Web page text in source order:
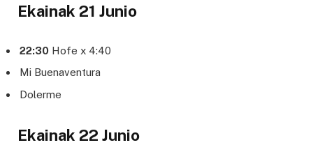
Ekainak 21 Junio
22:30 Hofe x 4:40
Mi Buenaventura
Dolerme
Ekainak 22 Junio